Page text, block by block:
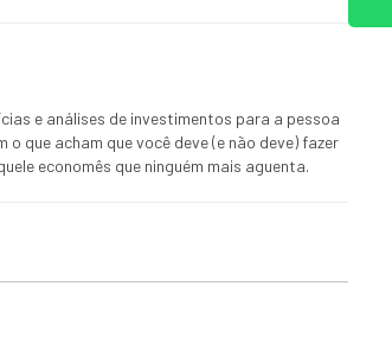
e análises de investimentos para a pessoa
que acham que você deve (e não deve) fazer
economês que ninguém mais aguenta.